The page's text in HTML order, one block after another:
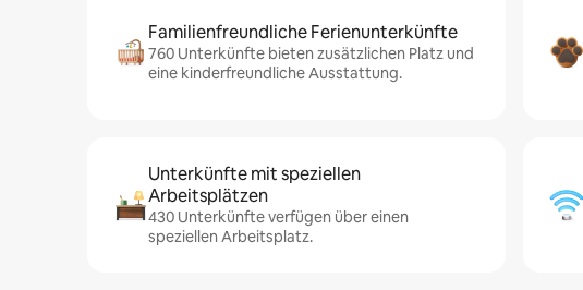
Familienfreundliche Ferienunterkünfte
760 Unterkünfte bieten zusätzlichen Platz und
eine kinderfreundliche Ausstattung.
Unterkünfte mit speziellen
Arbeitsplätzen
430 Unterkünfte verfügen über einen
speziellen Arbeitsplatz.